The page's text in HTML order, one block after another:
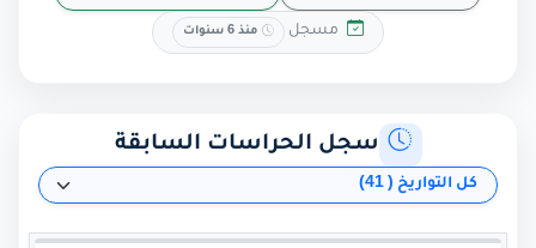
مسجل منذ 6 سنوات
سجل الحراسات السابقة